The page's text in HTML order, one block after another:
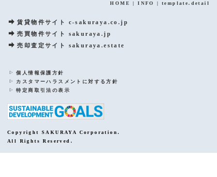
HOME |INFO | template.detail
賃貸物件サイト c-sakuraya.co.jp
売買物件サイト sakuraya.jp
売却査定サイト sakuraya.estate
個人情報保護方針
カスタマーハラスメントに対する方針
特定商取引法の表示
Copyright SAKURAYA Corporation.
All Rights Reserved.